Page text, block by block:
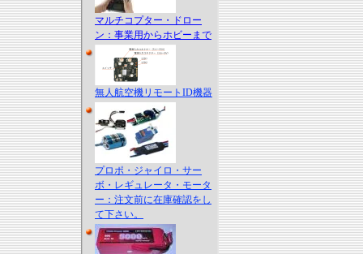
マルチコプター・ドロー
ン：事業用からホビーまで
無人航空機リモートID機器
プロポ・ジャイロ・サー
ボ・レギュレータ・モータ
ー：注文前に在庫確認をし
て下さい。